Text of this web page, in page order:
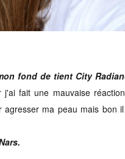
fond de tient City
fait une mauvaise
ma peau mais bon